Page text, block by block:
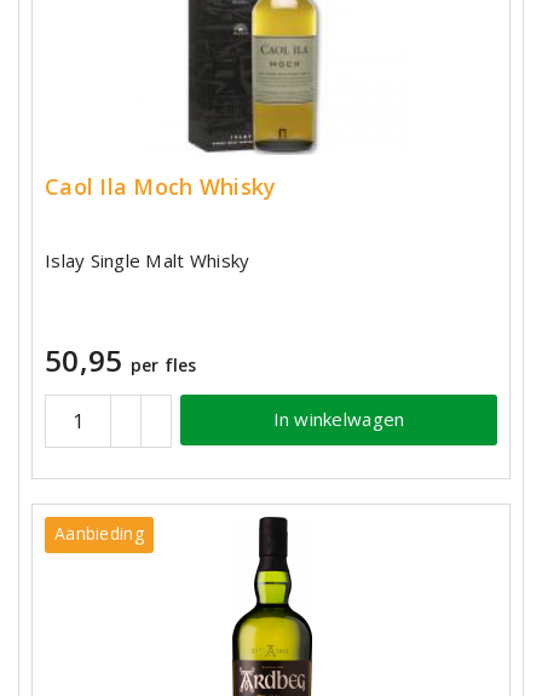
Caol Ila Moch Whisky
Islay Single Malt Whisky
50,95 per fles
In winkelwagen
Aanbieding